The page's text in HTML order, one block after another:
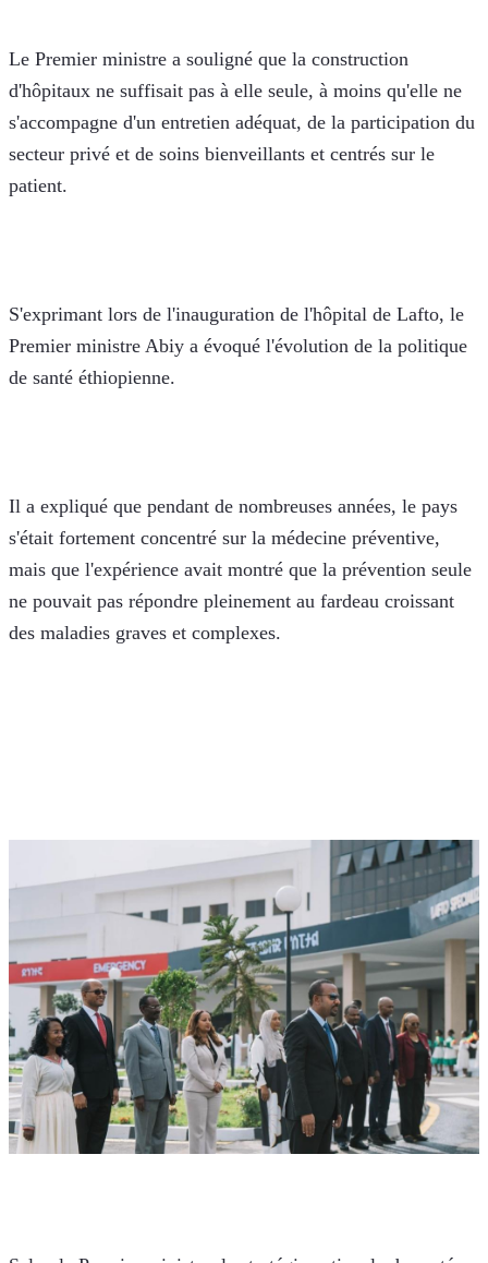
Le Premier ministre a souligné que la construction
d'hôpitaux ne suffisait pas à elle seule, à moins qu'elle ne
s'accompagne d'un entretien adéquat, de la participation du
secteur privé et de soins bienveillants et centrés sur le
patient.
S'exprimant lors de l'inauguration de l'hôpital de Lafto, le
Premier ministre Abiy a évoqué l'évolution de la politique
de santé éthiopienne.
Il a expliqué que pendant de nombreuses années, le pays
s'était fortement concentré sur la médecine préventive,
mais que l'expérience avait montré que la prévention seule
ne pouvait pas répondre pleinement au fardeau croissant
des maladies graves et complexes.